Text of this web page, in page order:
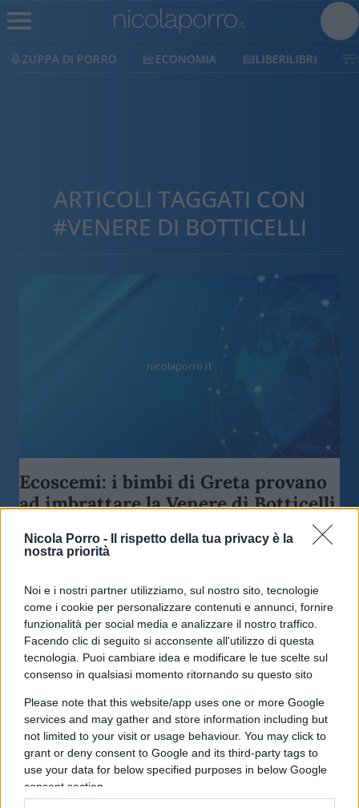
Nicola Porro -
Il rispetto della tua privacy è la
nostra priorità
Noi e i nostri partner utilizziamo, sul nostro sito, tecnologie
come i cookie per personalizzare contenuti e annunci, fornire
funzionalità per social media e analizzare il nostro traffico.
Facendo clic di seguito si acconsente all'utilizzo di questa
tecnologia. Puoi cambiare idea e modificare le tue scelte sul
consenso in qualsiasi momento ritornando su questo sito
Please note that this website/app uses one or more Google
services and may gather and store information including but
not limited to your visit or usage behaviour. You may click to
grant or deny consent to Google and its third-party tags to
use your data for below specified purposes in below Google
consent section.
ZUPPA DI PORRO ECONOMIA LIBERILIBRI
ARTICOLI TAGGATI CON
#VENERE DI BOTTICELLI
nicolaporro.it
Ecoscemi: i bimbi di Greta provano
ad imbrattare la Venere di Botticelli
di Max Del Papa
nicolaporro.it